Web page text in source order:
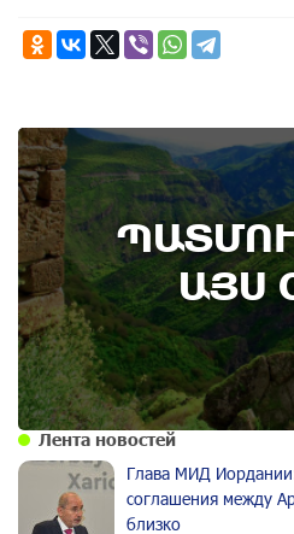
ԱՅՍ
9th of
Административный суд
по делу
Лента новостей
Глава МИД
соглашения между
близко